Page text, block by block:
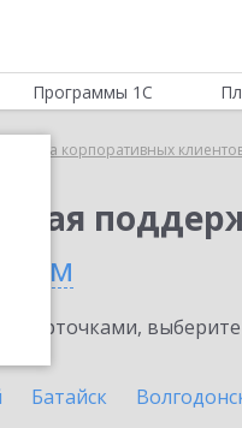
Программы 1С
корпоративных
Батайск